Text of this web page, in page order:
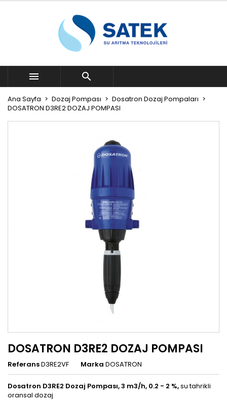
 
Ana Sayfa Dozaj Pompası
Dosatron Dozaj Pompaları
DOSATRON D3RE2 DOZAJ POMPASI
DOSATRON D3RE2 DOZAJ POMPASI
ReferansD3RE2VF Marka DOSATRON
Dosatron D3RE2 Dozaj Pompası, 3 m3/h, 0.2 - 2 %,su tahrikli
oransal dozaj